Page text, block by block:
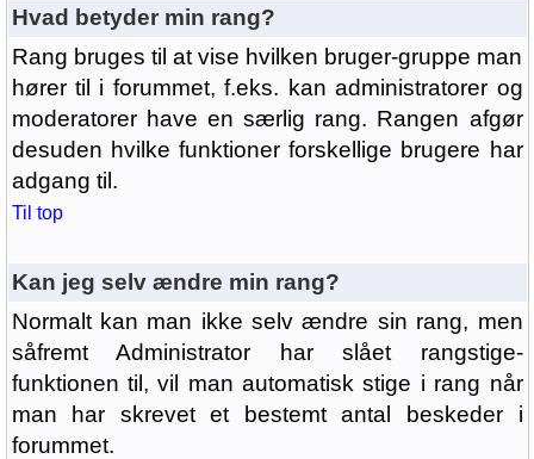
Hvad betyder min rang?
Rang bruges til at vise hvilken bruger-gruppe man
hører til i forummet, f.eks. kan administratorer og
moderatorer have en særlig rang. Rangen afgør
desuden hvilke funktioner forskellige brugere har
adgang til.
Til top
Kan jeg selv ændre min rang?
Normalt kan man ikke selv ændre sin rang, men
såfremt Administrator har slået rangstige-
funktionen til, vil man automatisk stige i rang når
man har skrevet et bestemt antal beskeder i
forummet.